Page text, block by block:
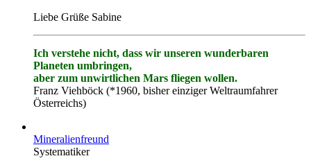
Liebe Grüße Sabine
Ich verstehe nicht, dass wir unseren wunderbaren
Planeten umbringen,
aber zum unwirtlichen Mars fliegen wollen.
Franz Viehböck (*1960, bisher einziger Weltraumfahrer
Österreichs)
Mineralienfreund
Systematiker